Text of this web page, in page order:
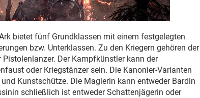
bietet fünf Grundklassen mit einem festgelegten
bzw. Unterklassen. Zu den Kriegern gehören der
Pistolenlanzer. Der Kampfkünstler kann der
oder Kriegstänzer sein. Die Kanonier-Varianten
Kunstschütze. Die Magierin kann entweder Bardin
schließlich ist entweder Schattenjägerin oder